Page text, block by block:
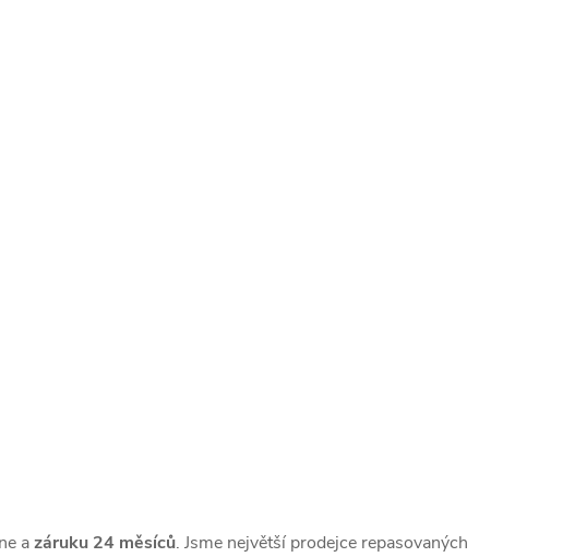
azáruku 24 měsíců. Jsme největší prodejce repasovaných